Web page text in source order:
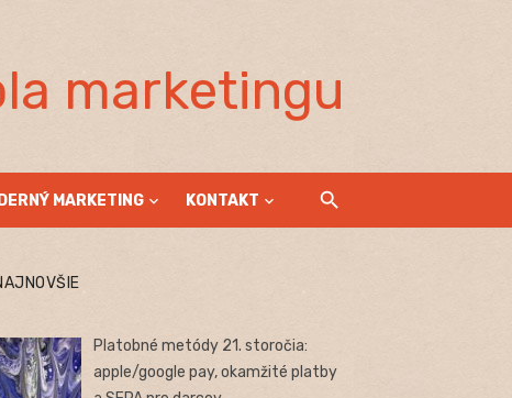
marketingu
MARKETING KONTAKT
Platobné metódy 21. storočia:
apple/google pay, okamžité platby